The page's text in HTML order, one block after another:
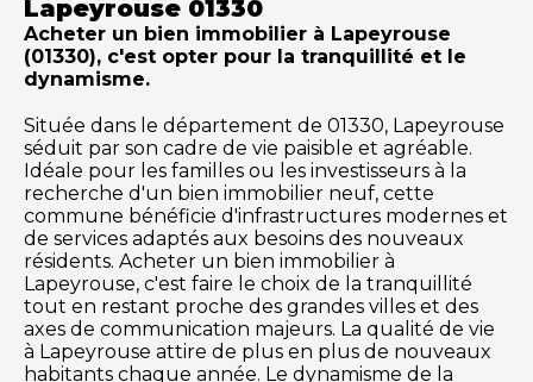
Lapeyrouse 01330
Acheter un bien immobilier à Lapeyrouse
(01330), c'est opter pour la tranquillité et le
dynamisme.
Située dans le département de 01330, Lapeyrouse
séduit par son cadre de vie paisible et agréable.
Idéale pour les familles ou les investisseurs à la
recherche d'un bien immobilier neuf, cette
commune bénéficie d'infrastructures modernes et
de services adaptés aux besoins des nouveaux
résidents. Acheter un bien immobilier à
Lapeyrouse, c'est faire le choix de la tranquillité
tout en restant proche des grandes villes et des
axes de communication majeurs. La qualité de vie
à Lapeyrouse attire de plus en plus de nouveaux
habitants chaque année. Le dynamisme de la